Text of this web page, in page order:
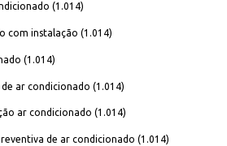
(1.014)
com instalação (1.014)
(1.014)
ar condicionado (1.014)
ar condicionado (1.014)
de ar condicionado (1.014)